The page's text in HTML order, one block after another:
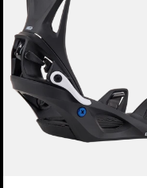
Re:Flex
Snowboardbindung
für
Kinder